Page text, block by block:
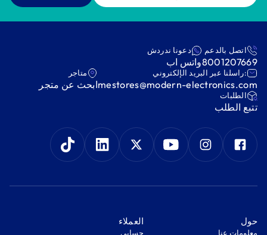
اتصل بالدعم
8001207669
دعونا ندردش
واتس اب
:راسلنا عبر البريد الإلكتروني
mestores@modern-electronics.com
متاجر
ابحث عن متجر
‫الطلبات‬
‫تتبع الطلب‬
‫حول‬
معلومات عنا
‫العملاء‬
‫حسابي‬